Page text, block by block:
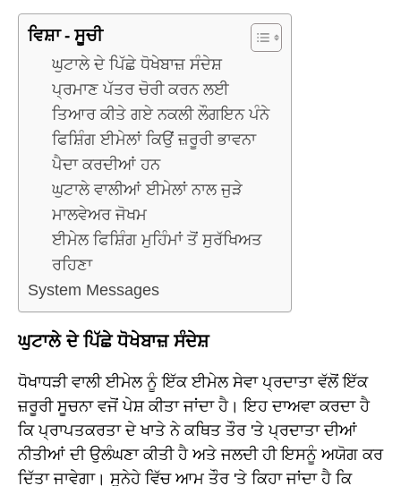
ਵਿਸ਼ਾ - ਸੂਚੀ
ਘੁਟਾਲੇ ਦੇ ਪਿੱਛੇ ਧੋਖੇਬਾਜ਼ ਸੰਦੇਸ਼
ਪ੍ਰਮਾਣ ਪੱਤਰ ਚੋਰੀ ਕਰਨ ਲਈ
ਤਿਆਰ ਕੀਤੇ ਗਏ ਨਕਲੀ ਲੌਗਇਨ ਪੰਨੇ
ਫਿਸ਼ਿੰਗ ਈਮੇਲਾਂ ਕਿਉਂ ਜ਼ਰੂਰੀ ਭਾਵਨਾ
ਪੈਦਾ ਕਰਦੀਆਂ ਹਨ
ਘੁਟਾਲੇ ਵਾਲੀਆਂ ਈਮੇਲਾਂ ਨਾਲ ਜੁੜੇ
ਮਾਲਵੇਅਰ ਜੋਖਮ
ਈਮੇਲ ਫਿਸ਼ਿੰਗ ਮੁਹਿੰਮਾਂ ਤੋਂ ਸੁਰੱਖਿਅਤ
ਰਹਿਣਾ
System Messages
ਘੁਟਾਲੇ ਦੇ ਪਿੱਛੇ ਧੋਖੇਬਾਜ਼ ਸੰਦੇਸ਼
ਧੋਖਾਧੜੀ ਵਾਲੀ ਈਮੇਲ ਨੂੰ ਇੱਕ ਈਮੇਲ ਸੇਵਾ ਪ੍ਰਦਾਤਾ ਵੱਲੋਂ ਇੱਕ
ਜ਼ਰੂਰੀ ਸੂਚਨਾ ਵਜੋਂ ਪੇਸ਼ ਕੀਤਾ ਜਾਂਦਾ ਹੈ। ਇਹ ਦਾਅਵਾ ਕਰਦਾ ਹੈ
ਕਿ ਪ੍ਰਾਪਤਕਰਤਾ ਦੇ ਖਾਤੇ ਨੇ ਕਥਿਤ ਤੌਰ 'ਤੇ ਪ੍ਰਦਾਤਾ ਦੀਆਂ
ਨੀਤੀਆਂ ਦੀ ਉਲੰਘਣਾ ਕੀਤੀ ਹੈ ਅਤੇ ਜਲਦੀ ਹੀ ਇਸਨੂੰ ਅਯੋਗ ਕਰ
ਦਿੱਤਾ ਜਾਵੇਗਾ। ਸੁਨੇਹੇ ਵਿੱਚ ਆਮ ਤੌਰ 'ਤੇ ਕਿਹਾ ਜਾਂਦਾ ਹੈ ਕਿ